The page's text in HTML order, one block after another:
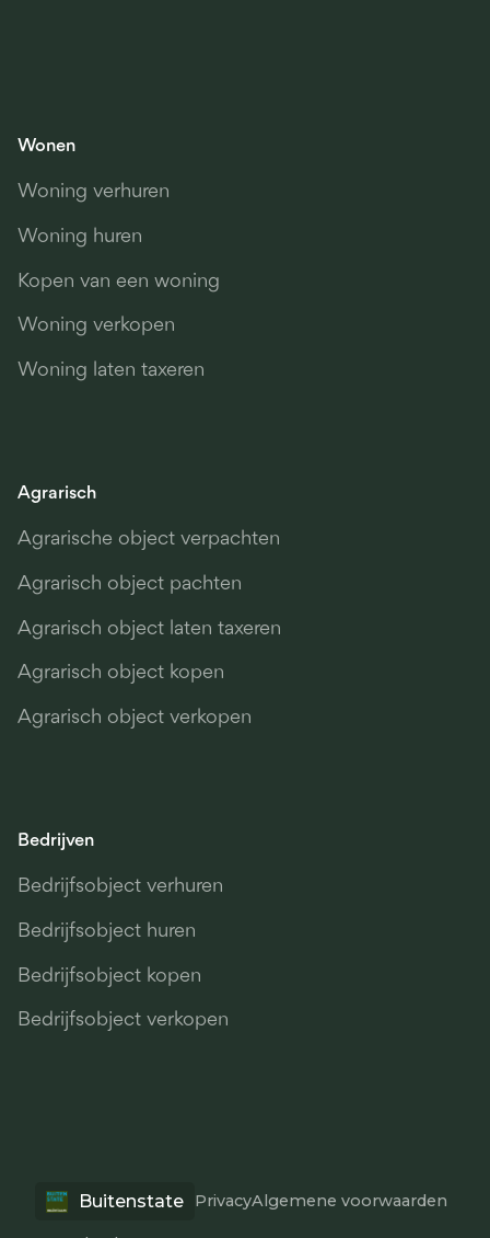
Wonen
Woning verhuren
Woning huren
Kopen van een woning
Woning verkopen
Woning laten taxeren
Agrarisch
Agrarische object verpachten
Agrarisch object pachten
Agrarisch object laten taxeren
Agrarisch object kopen
Agrarisch object verkopen
Bedrijven
Bedrijfsobject verhuren
Bedrijfsobject huren
Bedrijfsobject kopen
Bedrijfsobject verkopen
Buitenstate PrivacyAlgemene voorwaarden